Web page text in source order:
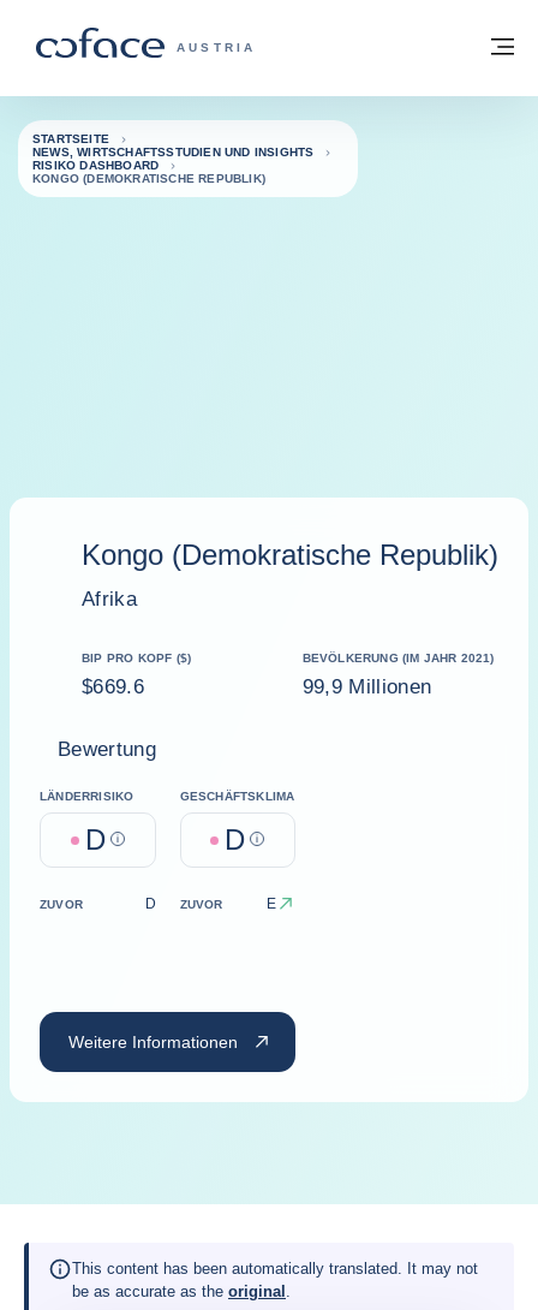
COFACE FOR TRADE - WEBSEITE DER
AUSTRIA
Zurück zur Startseite
STARTSEITE
NEWS, WIRTSCHAFTSSTUDIEN UND INSIGHTS
RISIKO DASHBOARD
KONGO (DEMOKRATISCHE REPUBLIK)
Kongo (Demokratische Republik)
Afrika
BIP PRO KOPF ($)
$669.6
BEVÖLKERUNG (IM JAHR 2021)
99,9 Millionen
Bewertung
LÄNDERRISIKO
D Help
GESCHÄFTSKLIMA
D Help
ZUVOR D ZUVOR E
Weitere Informationen
This content has been automatically translated. It may not
be as accurate as the original .